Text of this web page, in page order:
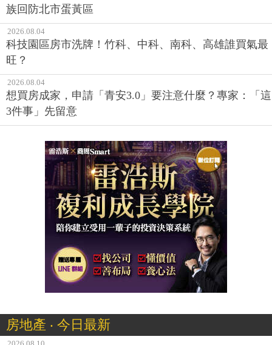
族回防北市蛋黃區
2026.08.04
科技園區房市洗牌！竹科、中科、南科、高雄誰買氣最
旺？
2026.08.04
想買房成家，申請「青安3.0」要注意什麼？專家：「這
3件事」先留意
房地產 ‧ 今日最新